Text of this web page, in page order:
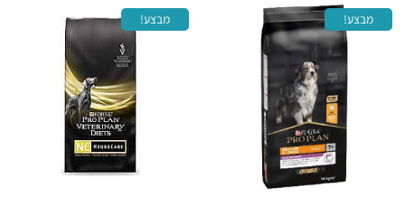
מבצע!
המחיר
המקורי
היה:
379.00 ₪.
מבצע!
המחיר
המקורי
היה:
419.00 ₪.